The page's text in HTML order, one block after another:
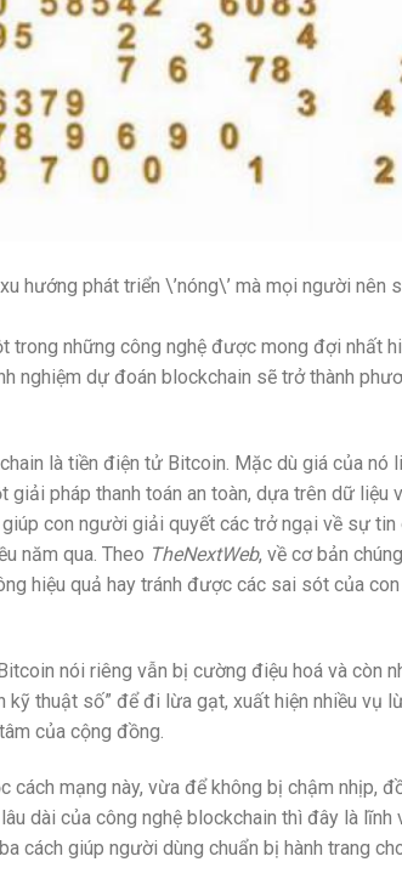
hướng phát triển \’nóng\’ mà mọi người nên
trong những công nghệ được mong đợi nhất
nghiệm dự đoán blockchain sẽ trở thành
là tiền điện tử Bitcoin. Mặc dù giá của nó
pháp thanh toán an toàn, dựa trên dữ liệu
con người giải quyết các trở ngại về sự tin
năm qua. Theo TheNextWeb, về cơ bản
hiệu quả hay tránh được các sai sót của con
nói riêng vẫn bị cường điệu hoá và còn
thuật số” để đi lừa gạt, xuất hiện nhiều vụ
của cộng đồng.
mạng này, vừa để không bị chậm nhịp,
dài của công nghệ blockchain thì đây là lĩnh
cách giúp người dùng chuẩn bị hành trang